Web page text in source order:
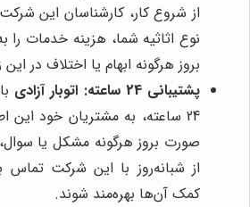
از شروع کار، کارشناسان این
نوع اثاثیه شما، هزینه خدمات را
بروز هرگونه ابهام یا اختلاف در
پشتیبانی 24 ساعته:
اتوبار آزادی
24 ساعته، به مشتریان خود
صورت بروز هرگونه مشکل یا
از شبانه‌روز با این شرکت تماس
کمک آن‌ها بهره‌مند شوند.